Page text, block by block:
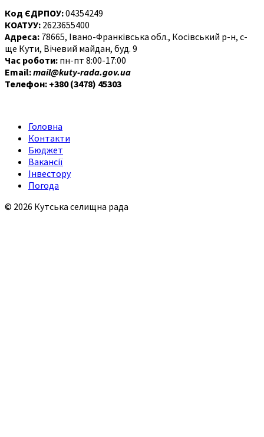
Код ЄДРПОУ:04354249
КОАТУУ: 2623655400
Адреса: 78665, Івано-Франківська обл., Косівський р-н, с-
ще Кути, Вічевий майдан, буд. 9
Час роботи: пн-пт 8:00-17:00
Email:mail@kuty-rada.gov.ua
Телефон: +380 (3478) 45303
Головна
Контакти
Бюджет
Вакансії
Інвестору
Погода
© 2026 Кутська селищна рада